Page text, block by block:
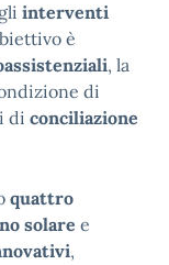
gli interventi
è
, la
di
di conciliazione
quattro
solare e
,